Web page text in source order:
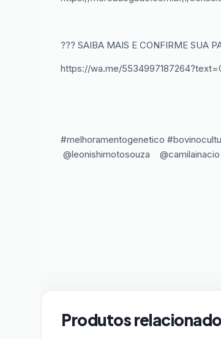
??? SAIBA MAIS E CONFIRME SUA
https://wa.me/
#melhoramentogenetico
@leonishimotosouza
Produtos